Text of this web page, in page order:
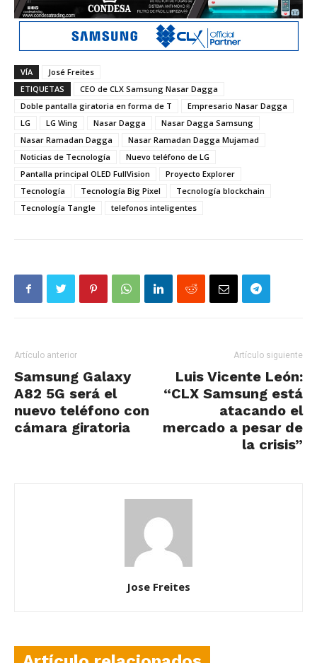
VÍA
José Freites
ETIQUETAS
CEO de CLX Samsung Nasar Dagga
Doble pantalla giratoria en forma de T
Empresario Nasar Dagga
LG
LG Wing Nasar Dagga
Nasar Dagga Samsung
Nasar Ramadan Dagga
Nasar Ramadan Dagga Mujamad
Noticias de Tecnología
Nuevo teléfono de LG
Pantalla principal OLED FullVision
Proyecto Explorer
Tecnología
Tecnología Big Pixel
Tecnología blockchain
Tecnología Tangle
telefonos inteligentes
Artículo anterior
Samsung Galaxy
A82 5G será el
nuevo teléfono con
cámara giratoria
Artículo siguiente
Luis Vicente León:
“CLX Samsung está
atacando el
mercado a pesar de
la crisis”
Jose Freites